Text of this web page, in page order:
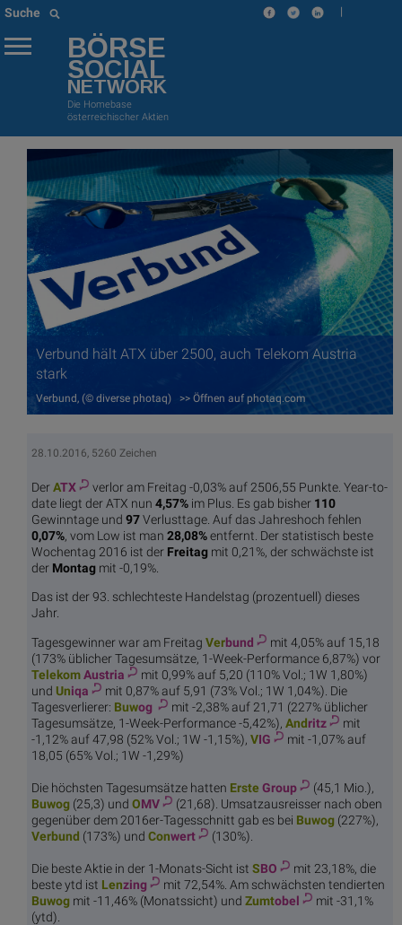
Suche |
BÖRSE
SOCIAL
NETWORK
Die Homebase
österreichischer Aktien
Verbund hält ATX über 2500, auch Telekom Austria
stark
Verbund, (© diverse photaq) >> Öffnen auf photaq.com
28.10.2016, 5260 Zeichen
DerATX
verlor am Freitag -0,03% auf 2506,55 Punkte. Year-to-
date liegt der ATX nun 4,57% im Plus. Es gab bisher 110
Gewinntage und 97Verlusttage. Auf das Jahreshoch fehlen
0,07%, vom Low ist man 28,08%entfernt. Der statistisch beste
Wochentag 2016 ist der Freitag mit 0,21%, der schwächste ist
der Montag mit -0,19%.
Das ist der 93. schlechteste Handelstag (prozentuell) dieses
Jahr.
Tagesgewinner war am Freitag Verbund
mit 4,05% auf 15,18
(173% üblicher Tagesumsätze, 1-Week-Performance 6,87%) vor
TelekomAustria
mit 0,99% auf 5,20 (110% Vol.; 1W 1,80%)
und Uniqa
mit 0,87% auf 5,91 (73% Vol.; 1W 1,04%). Die
Tagesverlierer: Buwog
mit -2,38% auf 21,71 (227% üblicher
Tagesumsätze, 1-Week-Performance -5,42%), Andritz
mit
-1,12% auf 47,98 (52% Vol.; 1W -1,15%), VIG
mit -1,07% auf
18,05 (65% Vol.; 1W -1,29%)
Die höchsten Tagesumsätze hatten Erste Group
(45,1 Mio.),
Buwog (25,3) und OMV
(21,68). Umsatzausreisser nach oben
gegenüber dem 2016er-Tagesschnitt gab es bei Buwog (227%),
Verbund (173%) und Conwert (130%).
Die beste Aktie in der 1-Monats-Sicht ist SBO
mit 23,18%, die
beste ytd ist Lenzing
mit 72,54%. Am schwächsten tendierten
Buwog mit -11,46% (Monatssicht) und Zumtobel
mit -31,1%
(ytd).